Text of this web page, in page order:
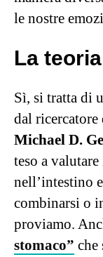
le nostre
La
Sì, si tratta di
dal
Michael D.
teso a
nell’intestino
combinarsi o
proviamo.
stomaco” che